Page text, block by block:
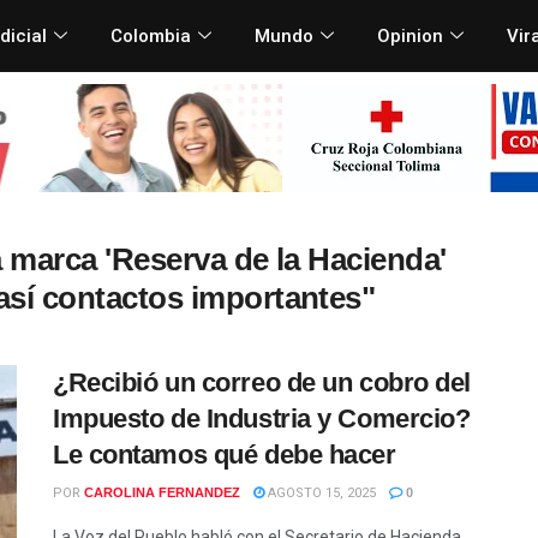
Colombia Mundo Opinion
'Reserva de la Hacienda'
contactos importantes"
¿Recibió un correo de un cobro del
Impuesto de Industria y Comercio?
Le contamos qué debe hacer
POR CAROLINA FERNANDEZ AGOSTO 15, 2025 0